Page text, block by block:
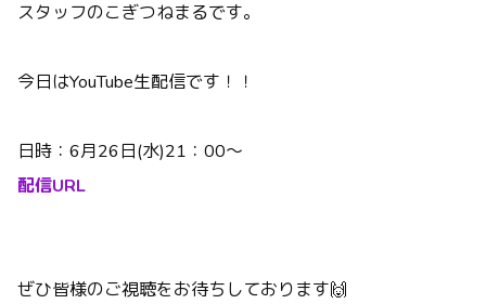
スタッフのこぎつねまるです。
今日はYouTube生配信です！！
日時：6月26日(水)21：00〜
配信URL
ぜひ皆様のご視聴をお待ちしております🙌